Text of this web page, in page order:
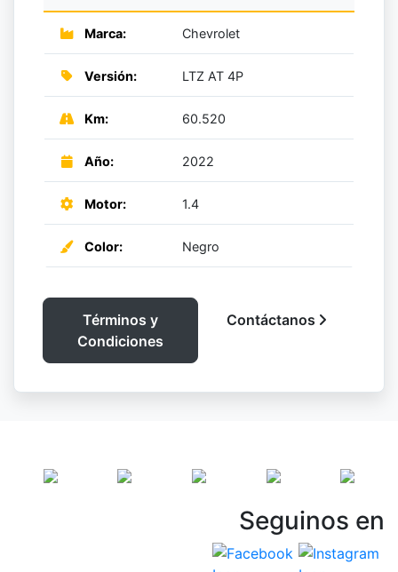
Marca: Chevrolet
Versión: LTZ AT 4P
Km: 60.520
Año: 2022
Motor: 1.4
Color: Negro
Términos y
Condiciones
Contáctanos
Seguinos en